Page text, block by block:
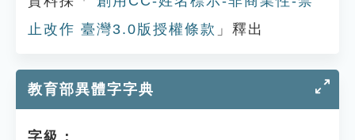
止改作 臺灣3.0版授權條款 」釋出
教育部異體字字典
字級：